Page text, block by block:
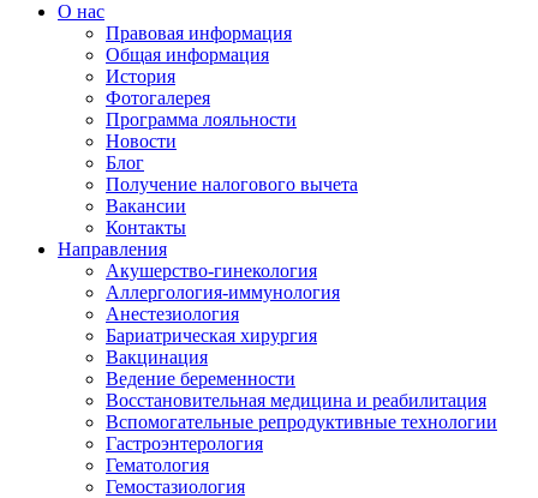
О нас
Правовая информация
Общая информация
История
Фотогалерея
Программа лояльности
Новости
Блог
Получение налогового вычета
Вакансии
Контакты
Направления
Акушерство-гинекология
Аллергология-иммунология
Анестезиология
Бариатрическая хирургия
Вакцинация
Ведение беременности
Восстановительная медицина и реабилитация
Вспомогательные репродуктивные технологии
Гастроэнтерология
Гематология
Гемостазиология